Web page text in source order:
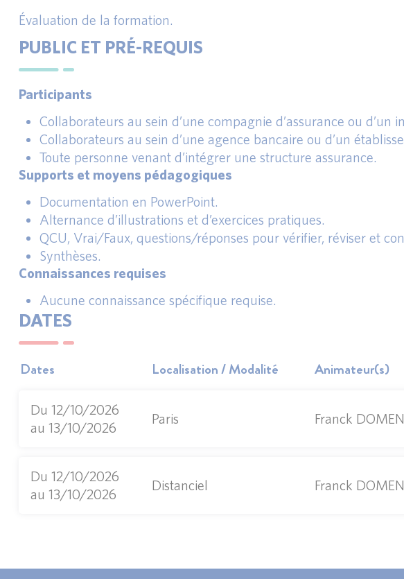
Évaluation de la formation.
PUBLIC ET PRÉ-REQUIS
Participants
Collaborateurs au sein d’une compagnie d’assurance ou d’un
Collaborateurs au sein d’une agence bancaire ou d’un
Toute personne venant d’intégrer une structure assurance.
Supports et moyens pédagogiques
Documentation en PowerPoint.
Alternance d’illustrations et d’exercices pratiques.
QCU, Vrai/Faux, questions/réponses pour vérifier, réviser et
Synthèses.
Connaissances requises
Aucune connaissance spécifique requise.
DATES
Dates Localisation / Modalité Animateur(s)
Du 12/10/2026
au 13/10/2026
Paris Franck
Du 12/10/2026
au 13/10/2026
Distanciel Franck